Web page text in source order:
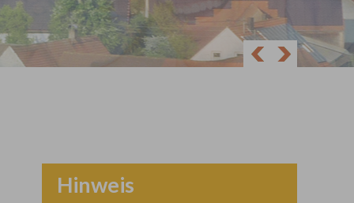
Prev
Next
Hinweis